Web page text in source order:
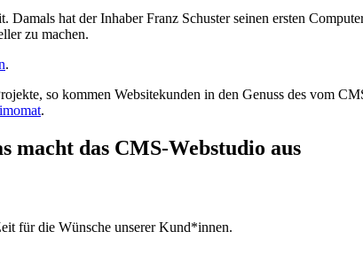
hat der Inhaber Franz Schuster seinen ersten
zu machen.
.
so kommen Websitekunden in den Genuss des vom
.
macht das CMS-Webstudio aus
für die Wünsche unserer Kund*innen.